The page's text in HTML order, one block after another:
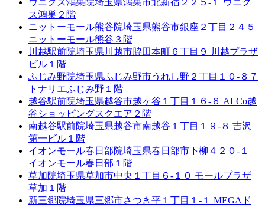
ウニクス鴻巣院埼玉県鴻巣市北新宿２２５-１ ウニク
ス鴻巣２階
ニットーモール熊谷院埼玉県熊谷市銀座２丁目２４５
ニットーモール熊谷３階
川越駅前院埼玉県川越市脇田本町６丁目９ 川越プラザ
ビル１階
ふじみ野院埼玉県ふじみ野市うれし野２丁目１０-８７
トナリエふじみ野１階
越谷駅前院埼玉県越谷市越ヶ谷１丁目１６-６ ALCo越
谷ショッピングスクエア２階
南越谷駅前院埼玉県越谷市南越谷１丁目１９-８ 吉沢
第一ビル１階
イオンモール春日部院埼玉県春日部市下柳４２０-１
イオンモール春日部１階
草加院埼玉県草加市中央１丁目６-１０ モールプラザ
草加１階
新三郷院埼玉県三郷市さつき平１丁目１-１ MEGAド